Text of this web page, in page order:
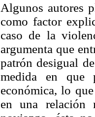
Algunos autores
como factor
caso de la
argumenta que
patrón desigual
medida en que
económica, lo
en una relación